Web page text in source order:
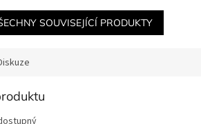
SOUVISEJÍCÍ PRODUKTY